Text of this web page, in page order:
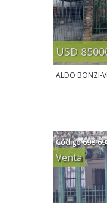
USD
ALDO BONZI-
Código698-
Venta